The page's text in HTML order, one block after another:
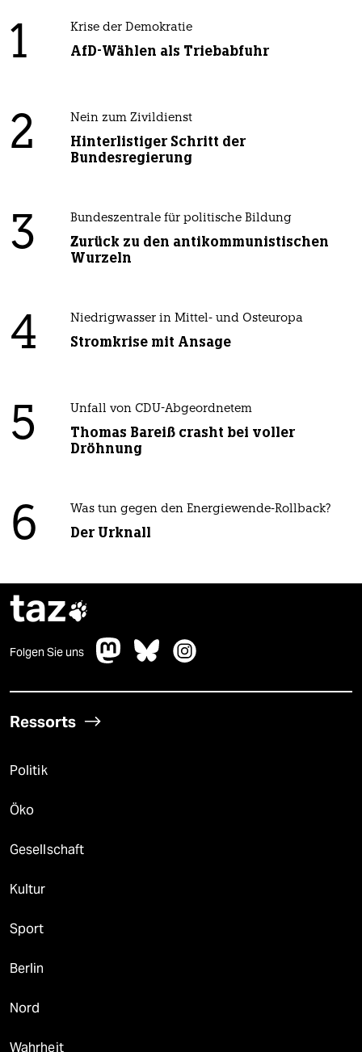
1 Krise der Demokratie
AfD-Wählen als Triebabfuhr
2 Nein zum Zivildienst
Hinterlistiger Schritt der
Bundesregierung
3 Bundeszentrale für politische Bildung
Zurück zu den antikommunistischen
Wurzeln
4 Niedrigwasser in Mittel- und Osteuropa
Stromkrise mit Ansage
5 Unfall von CDU-Abgeordnetem
Thomas Bareiß crasht bei voller
Dröhnung
6 Was tun gegen den Energiewende-Rollback?
Der Urknall
taz
Folgen Sie uns
Ressorts
Politik
Öko
Gesellschaft
Kultur
Sport
Berlin
Nord
Wahrheit